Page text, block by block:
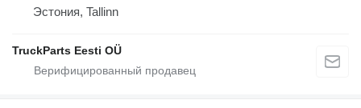
Эстония, Tallinn
TruckParts Eesti OÜ